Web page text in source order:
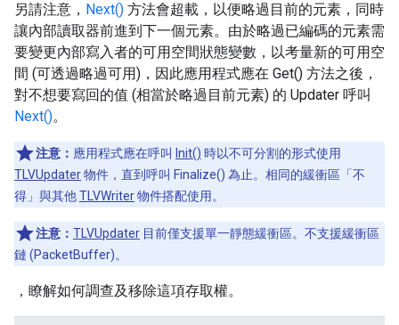
另請注意， Next() 方法會超載，以便略過目前的元素，同時
讓內部讀取器前進到下一個元素。由於略過已編碼的元素需
要變更內部寫入者的可用空間狀態變數，以考量新的可用空
間 (可透過略過可用)，因此應用程式應在 Get() 方法之後，
對不想要寫回的值 (相當於略過目前元素) 的 Updater 呼叫
Next()。
注意： 應用程式應在呼叫 Init() 時以不可分割的形式使用
TLVUpdater物件，直到呼叫 Finalize() 為止。相同的緩衝區「不
得」與其他TLVWriter物件搭配使用。
注意： TLVUpdater 目前僅支援單一靜態緩衝區。不支援緩衝區
鏈 (PacketBuffer)。
，瞭解如何調查及移除這項存取權。